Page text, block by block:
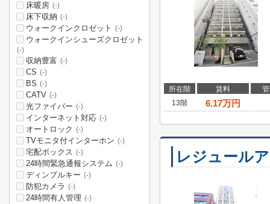
所在階 賃料
13階
6.17万円
レジュール
床暖房 (-)
床下収納 (-)
ウォークインクロゼット (-)
ウォークインシューズクロゼット
(-)
収納豊富 (-)
CS (-)
BS (-)
CATV (-)
光ファイバー (-)
インターネット対応 (-)
オートロック (-)
TVモニタ付インターホン (-)
宅配ボックス (-)
24時間緊急通報システム (-)
ディンプルキー (-)
防犯カメラ (-)
24時間有人管理 (-)